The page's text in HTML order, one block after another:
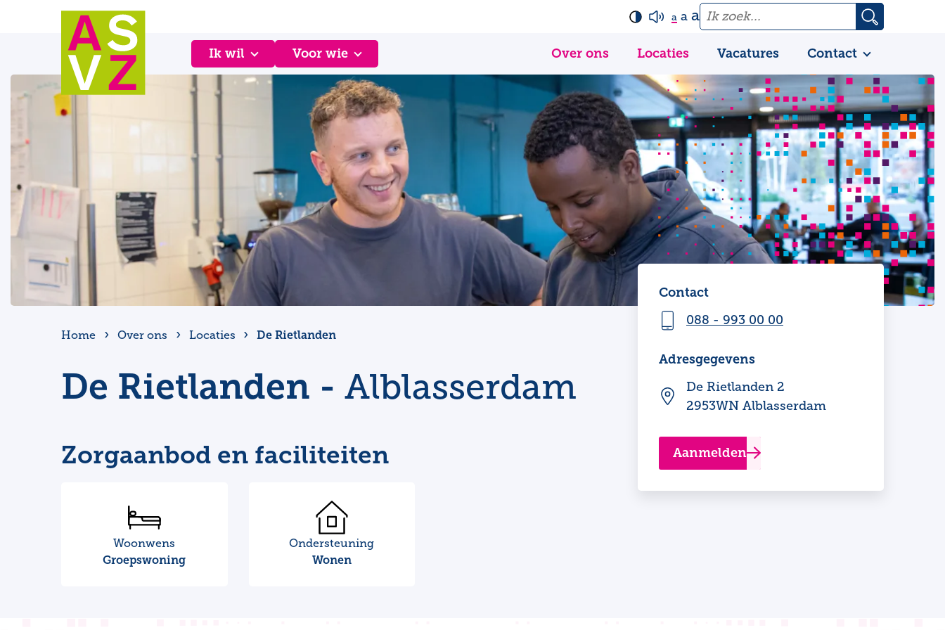
a a a
Ik wil Voor wie Over ons Locaties Vacatures Contact
Home Over ons Locaties De Rietlanden
De Rietlanden - Alblasserdam
Zorgaanbod en faciliteiten
Woonwens
Groepswoning
Ondersteuning
Wonen
Contact
088 - 993 00 00
Adresgegevens
De Rietlanden 2
2953WN Alblasserdam
Aanmelden